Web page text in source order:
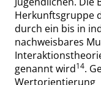
Herkunftsgruppe
durch ein bis in
nachweisbares
genannt wird14.
Wertorientierung